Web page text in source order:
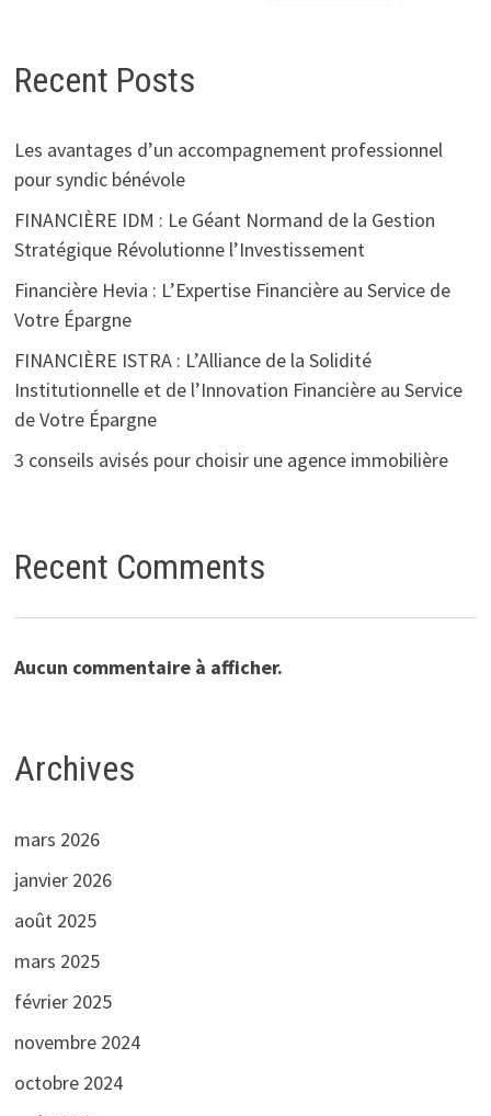
Recent Posts
Les avantages d’un accompagnement professionnel
pour syndic bénévole
FINANCIÈRE IDM : Le Géant Normand de la Gestion
Stratégique Révolutionne l’Investissement
Financière Hevia : L’Expertise Financière au Service de
Votre Épargne
FINANCIÈRE ISTRA : L’Alliance de la Solidité
Institutionnelle et de l’Innovation Financière au Service
de Votre Épargne
3 conseils avisés pour choisir une agence immobilière
Recent Comments
Aucun commentaire à afficher.
Archives
mars 2026
janvier 2026
août 2025
mars 2025
février 2025
novembre 2024
octobre 2024